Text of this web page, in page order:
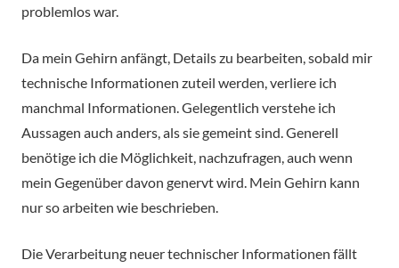
problemlos war.
Da mein Gehirn anfängt, Details zu bearbeiten, sobald mir
technische Informationen zuteil werden, verliere ich
manchmal Informationen. Gelegentlich verstehe ich
Aussagen auch anders, als sie gemeint sind. Generell
benötige ich die Möglichkeit, nachzufragen, auch wenn
mein Gegenüber davon genervt wird. Mein Gehirn kann
nur so arbeiten wie beschrieben.
Die Verarbeitung neuer technischer Informationen fällt